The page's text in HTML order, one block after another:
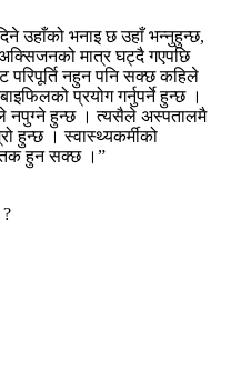
उहाँको भनाइ छ उहाँ भन्नुहुन्छ,
मात्र घट्दै गएपछि
परिपूर्ति नहुन पनि सक्छ कहिले
प्रयोग गर्नुपर्ने हुन्छ ।
नपुग्ने हुन्छ । त्यसैले अस्पतालमै
हुन्छ । स्वास्थ्यकर्मीको
हुन सक्छ ।”